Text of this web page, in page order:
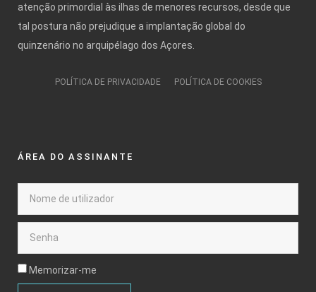
atenção primordial às ilhas de menores recursos, desde que
tal postura não prejudique a implantação global do
quinzenário no arquipélago dos Açores.
POLÍTICA DE PRIVACIDADE POLÍTICA DE COOKIES
ÁREA DO ASSINANTE
Memorizar-me